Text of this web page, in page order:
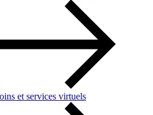
et services virtuels